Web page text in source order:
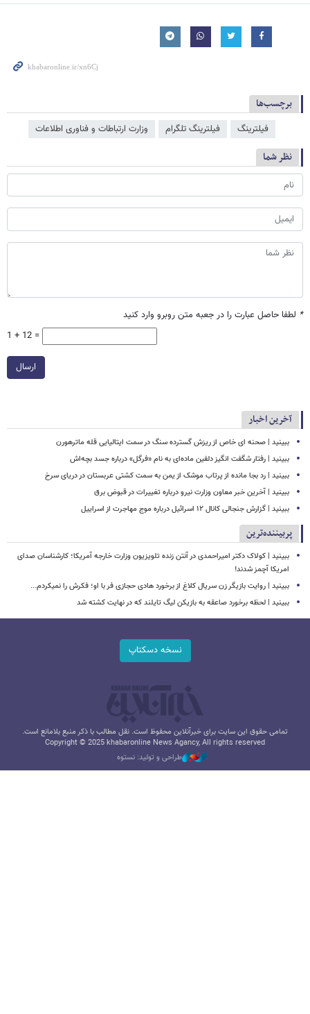
برچسب‌ها
فیلترینگ فیلترینگ تلگرام وزارت ارتباطات و فناوری اطلاعات
نظر شما
* لطفا حاصل عبارت را در جعبه متن روبرو وارد کنید
1 + 12 =
ارسال
آخرین اخبار
ببینید | صحنه ای خاص از ریزش گسترده سنگ در سمت ایتالیایی قله ماترهورن
ببینید | رفتار شگفت انگیز دلفین ماده‌ای به نام «فرگل» درباره جسد بچه‌اش
ببینید | رد بجا مانده از پرتاب موشک از یمن به سمت کشتی‌ عربستان در دریای سرخ
ببینید | آخرین خبر معاون وزارت نیرو درباره تغییرات در قبوض برق
ببینید | گزارش جنجالی کانال ۱۲ اسرائیل درباره موج مهاجرت از اسراییل
پربیننده‌ترین
ببینید | کولاک دکتر امیراحمدی در آنتن زنده تلویزیون وزارت خارجه آمریکا؛ کارشناسان صدای
امریکا آچمز شدند!
ببینید | روایت بازیگر زن سریال کلاغ از برخورد هادی حجازی فر با او؛ فکرش را نمیکردم...
ببینید | لحظه برخورد صاعقه به بازیکن لیگ تایلند که در نهایت کشته شد
نسخه دسکتاپ
تمامی حقوق این سایت برای خبرآنلاین محفوظ است. نقل مطالب با ذکر منبع بلامانع است.
Copyright © 2025 khabaronline News Agancy, All rights reserved
طراحی و تولید: نستوه